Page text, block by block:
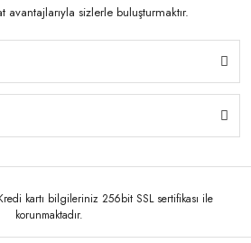
avantajlarıyla sizlerle buluşturmaktır.
kartı bilgileriniz 256bit SSL sertifikası ile
korunmaktadır.